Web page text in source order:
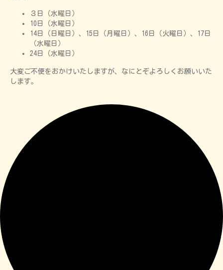
３日（水曜日）
10日（水曜日）
14日（日曜日）、15日（月曜日）、16日（火曜日）、17日
（水曜日）
24日（水曜日）
大変ご不便をおかけいたしますが、なにとぞよろしくお願いいた
します。